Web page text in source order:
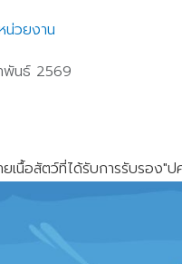
น่วยงาน
พันธ์ 2569
ยเนื้อสัตว์ที่ได้รับการรับรอ